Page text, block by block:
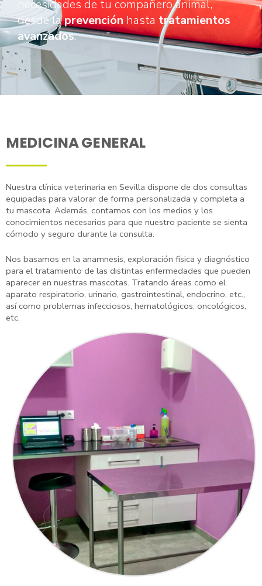
necesidades de tu compañero animal,
desde laprevención hasta tratamientos
avanzados.
MEDICINA GENERAL
Nuestra clínica veterinaria en Sevilla dispone de dos consultas
equipadas para valorar de forma personalizada y completa a
tu mascota. Además, contamos con los medios y los
conocimientos necesarios para que nuestro paciente se sienta
cómodo y seguro durante la consulta.
Nos basamos en la anamnesis, exploración física y diagnóstico
para el tratamiento de las distintas enfermedades que pueden
aparecer en nuestras mascotas. Tratando áreas como el
aparato respiratorio, urinario, gastrointestinal, endocrino, etc.,
así como problemas infecciosos, hematológicos, oncológicos,
etc.